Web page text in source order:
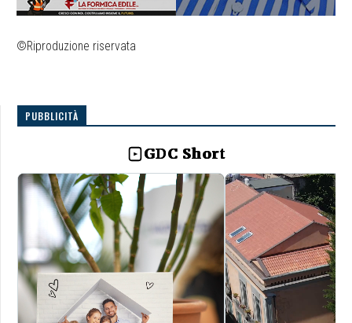
©Riproduzione riservata
PUBBLICITÀ
GDC Short